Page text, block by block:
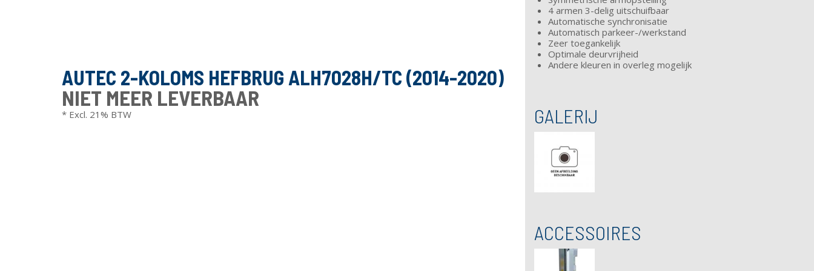
AUTEC 2-KOLOMS HEFBRUG ALH7028H/TC (2014-2020)
NIET MEER LEVERBAAR
* Excl. 21% BTW
4 armen 3-delig uitschuifbaar
Automatische synchronisatie
Automatisch parkeer-/werkstand
Zeer toegankelijk
Optimale deurvrijheid
Andere kleuren in overleg mogelijk
GALERIJ
ACCESSOIRES